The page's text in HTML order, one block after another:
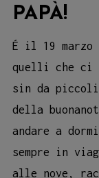
PAPÀ!
É il 19 marzo
quelli che ci
sin da
della
andare a
sempre in
alle nove,